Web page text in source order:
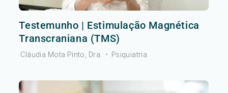
Testemunho | Estimulação Magnética
Transcraniana (TMS)
Cláudia Mota Pinto, Dra. • Psiquiatria